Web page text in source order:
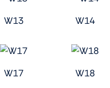
W13 W14
W17 W18